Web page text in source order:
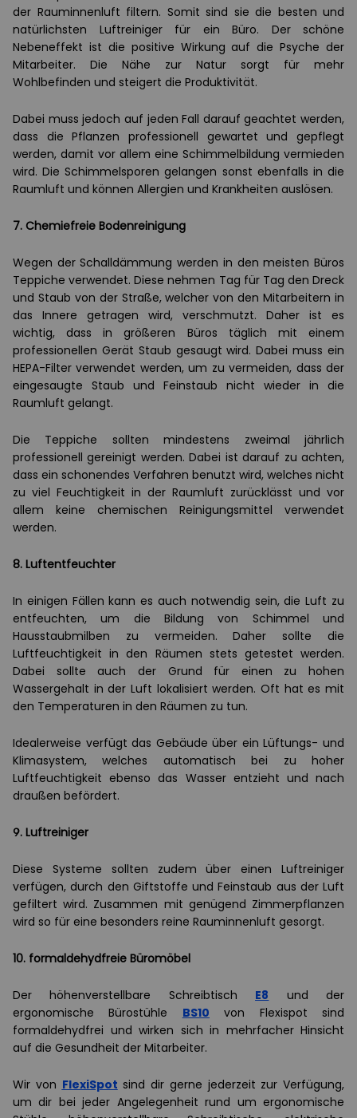
der Rauminnenluft filtern. Somit sind sie die besten und
natürlichsten Luftreiniger für ein Büro. Der schöne
Nebeneffekt ist die positive Wirkung auf die Psyche der
Mitarbeiter. Die Nähe zur Natur sorgt für mehr
Wohlbefinden und steigert die Produktivität.
Dabei muss jedoch auf jeden Fall darauf geachtet werden,
dass die Pflanzen professionell gewartet und gepflegt
werden, damit vor allem eine Schimmelbildung vermieden
wird. Die Schimmelsporen gelangen sonst ebenfalls in die
Raumluft und können Allergien und Krankheiten auslösen.
7. Chemiefreie Bodenreinigung
Wegen der Schalldämmung werden in den meisten Büros
Teppiche verwendet. Diese nehmen Tag für Tag den Dreck
und Staub von der Straße, welcher von den Mitarbeitern in
das Innere getragen wird, verschmutzt. Daher ist es
wichtig, dass in größeren Büros täglich mit einem
professionellen Gerät Staub gesaugt wird. Dabei muss ein
HEPA-Filter verwendet werden, um zu vermeiden, dass der
eingesaugte Staub und Feinstaub nicht wieder in die
Raumluft gelangt.
Die Teppiche sollten mindestens zweimal jährlich
professionell gereinigt werden. Dabei ist darauf zu achten,
dass ein schonendes Verfahren benutzt wird, welches nicht
zu viel Feuchtigkeit in der Raumluft zurücklässt und vor
allem keine chemischen Reinigungsmittel verwendet
werden.
8. Luftentfeuchter
In einigen Fällen kann es auch notwendig sein, die Luft zu
entfeuchten, um die Bildung von Schimmel und
Hausstaubmilben zu vermeiden. Daher sollte die
Luftfeuchtigkeit in den Räumen stets getestet werden.
Dabei sollte auch der Grund für einen zu hohen
Wassergehalt in der Luft lokalisiert werden. Oft hat es mit
den Temperaturen in den Räumen zu tun.
Idealerweise verfügt das Gebäude über ein Lüftungs- und
Klimasystem, welches automatisch bei zu hoher
Luftfeuchtigkeit ebenso das Wasser entzieht und nach
draußen befördert.
9. Luftreiniger
Diese Systeme sollten zudem über einen Luftreiniger
verfügen, durch den Giftstoffe und Feinstaub aus der Luft
gefiltert wird. Zusammen mit genügend Zimmerpflanzen
wird so für eine besonders reine Rauminnenluft gesorgt.
10. formaldehydfreie Büromöbel
Der höhenverstellbare Schreibtisch E8 und der
ergonomische Bürostühle BS10 von Flexispot sind
formaldehydfrei und wirken sich in mehrfacher Hinsicht
auf die Gesundheit der Mitarbeiter.
Wir von FlexiSpot sind dir gerne jederzeit zur Verfügung,
um dir bei jeder Angelegenheit rund um ergonomische